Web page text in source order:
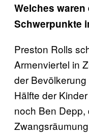
Welches
Schwerpunkte
Preston Rolls
Armenviertel in
der
Hälfte der
noch Ben Depp,